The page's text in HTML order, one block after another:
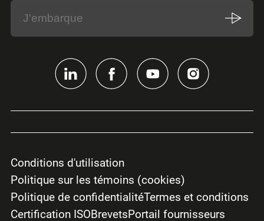
Conditions d'utilisation
Politique sur les témoins (cookies)
Politique de confidentialitéTermes et conditions
Certification ISOBrevetsPortail fournisseurs